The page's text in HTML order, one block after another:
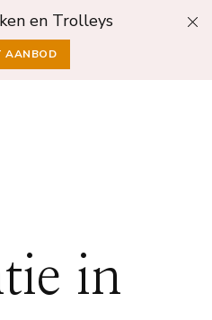
en Trolleys
AANBOD
in